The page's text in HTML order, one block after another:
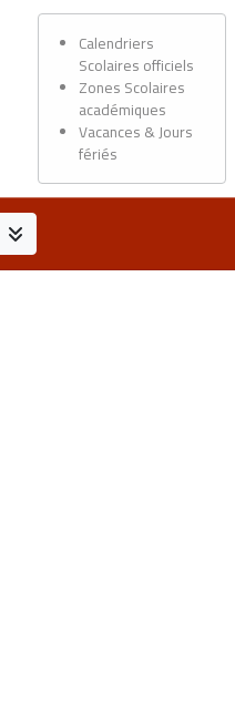
Calendriers
Scolaires officiels
Zones Scolaires
académiques
Vacances & Jours
fériés